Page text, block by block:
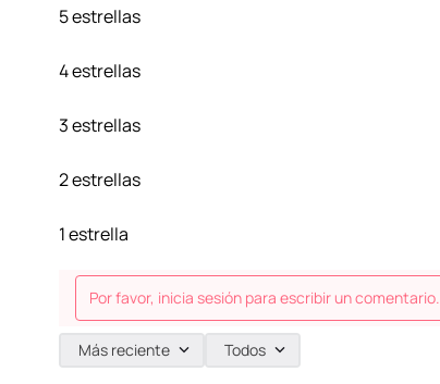
5 estrellas
4 estrellas
3 estrellas
2 estrellas
1 estrella
Por favor, inicia sesión para escribir un comentario.
Más reciente Todos